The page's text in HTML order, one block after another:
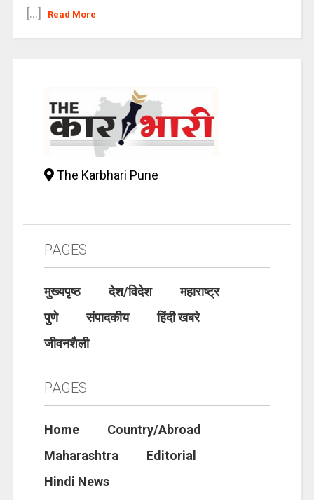
[...]
Read More
The Karbhari Pune
PAGES
मुख्यपृष्ठ देश/विदेश
महाराष्ट्र
पुणे
संपादकीय
हिंदी खबरे
जीवनशैली
PAGES
Home
Country/Abroad
Maharashtra
Editorial
Hindi News